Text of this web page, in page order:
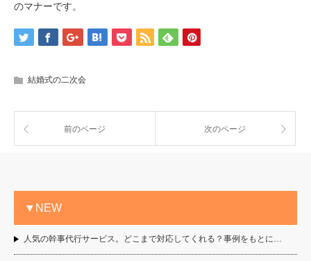
のマナーです。
結婚式の二次会
前のページ 次のページ
▼NEW
人気の幹事代行サービス。どこまで対応してくれる？事例をもとに…